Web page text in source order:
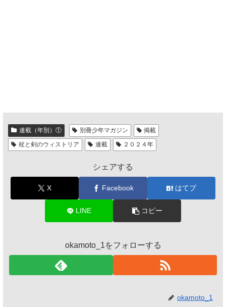
連載（年別）① 別冊少年マガジン
掲載
杖と剣のウィストリア
連載 ２０２４年
シェアする
X Facebook はてブ
LINE コピー
okamoto_1をフォローする
okamoto_1